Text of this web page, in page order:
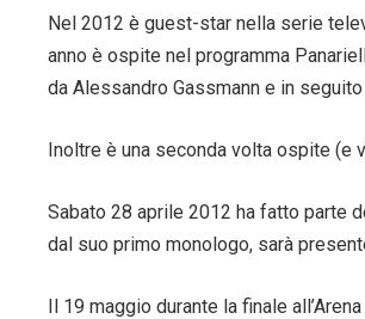
Nel 2012 è guest-star nella serie
anno è ospite nel programma
da Alessandro Gassmann e in
Inoltre è una seconda volta ospite (e
Sabato 28 aprile 2012 ha fatto parte
dal suo primo monologo, sarà
Il 19 maggio durante la finale